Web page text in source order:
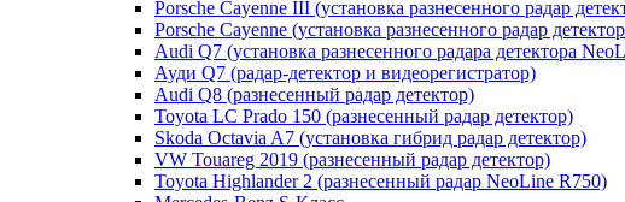
Porsche Cayenne III (установка разнесенного радар
Porsche Cayenne (установка разнесенного радар
Audi Q7 (установка разнесенного радара детектора
Ауди Q7 (радар-детектор и видеорегистратор)
Audi Q8 (разнесенный радар детектор)
Toyota LC Prado 150 (разнесенный радар детектор)
Skoda Octavia A7 (установка гибрид радар детектор)
VW Touareg 2019 (разнесенный радар детектор)
Toyota Highlander 2 (разнесенный радар NeoLine R750)